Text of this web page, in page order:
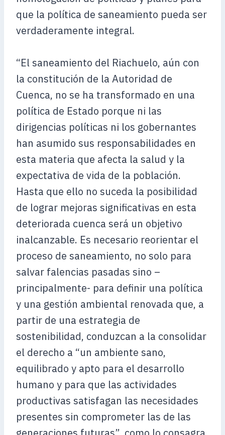
que la política de saneamiento pueda ser
verdaderamente integral.
“El saneamiento del Riachuelo, aún con
la constitución de la Autoridad de
Cuenca, no se ha transformado en una
política de Estado porque ni las
dirigencias políticas ni los gobernantes
han asumido sus responsabilidades en
esta materia que afecta la salud y la
expectativa de vida de la población.
Hasta que ello no suceda la posibilidad
de lograr mejoras significativas en esta
deteriorada cuenca será un objetivo
inalcanzable. Es necesario reorientar el
proceso de saneamiento, no solo para
salvar falencias pasadas sino –
principalmente- para definir una política
y una gestión ambiental renovada que, a
partir de una estrategia de
sostenibilidad, conduzcan a la consolidar
el derecho a “un ambiente sano,
equilibrado y apto para el desarrollo
humano y para que las actividades
productivas satisfagan las necesidades
presentes sin comprometer las de las